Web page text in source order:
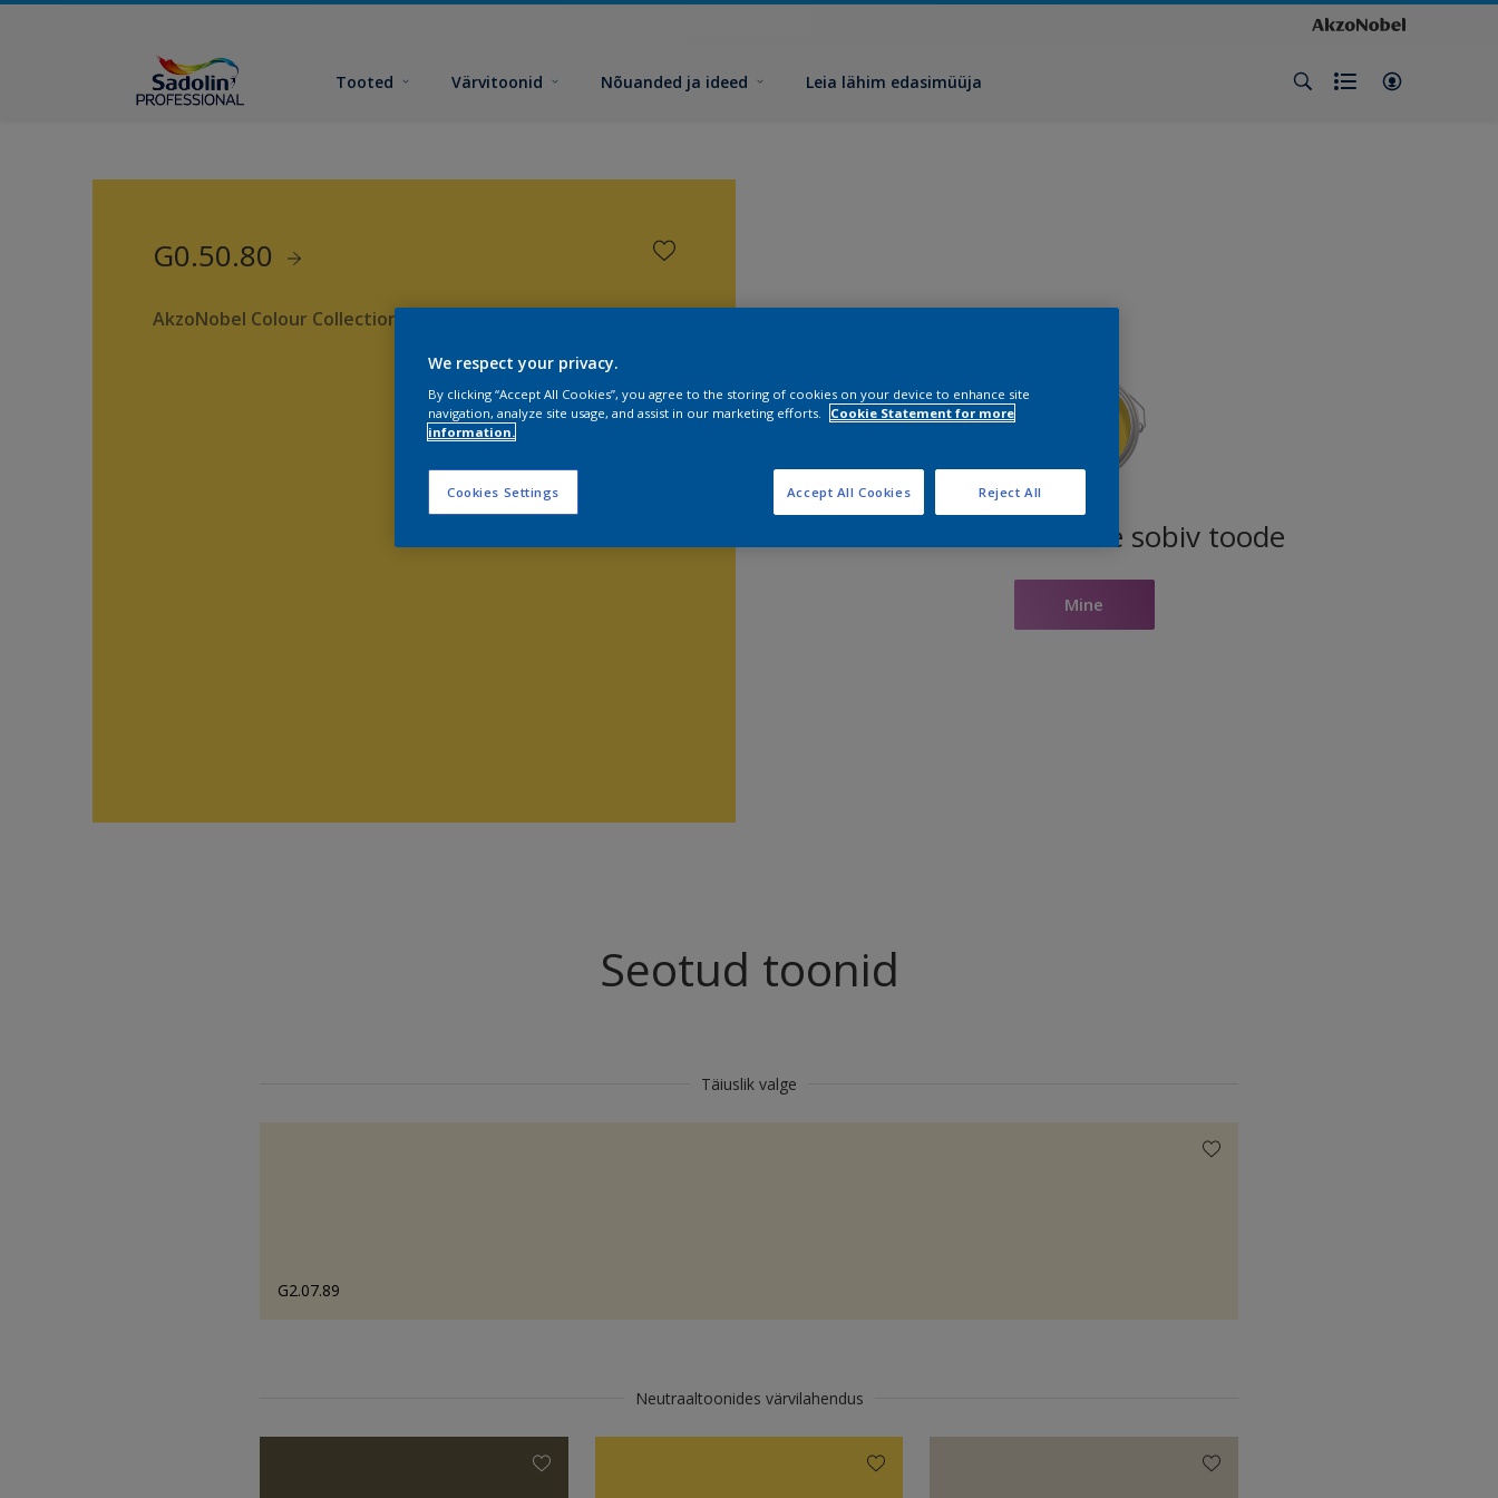
Tooted Värvitoonid Nõuanded ja ideed Leia lähim edasimüüja
G0.50.80
AkzoNobel Colour Collection
Leia sellele toonile sobiv toode
Mine
Seotud toonid
Täiuslik valge
G2.07.89
Neutraaltoonides värvilahendus
We respect your privacy.
By clicking “Accept All Cookies”, you agree to the storing of cookies on your device to enhance site
navigation, analyze site usage, and assist in our marketing efforts.
Cookie Statement for more
information.
Cookies Settings Reject All
Accept All Cookies